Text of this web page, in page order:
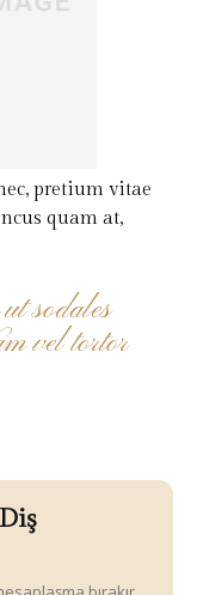
pretium vitae
quam at,
sodales
vel tortor